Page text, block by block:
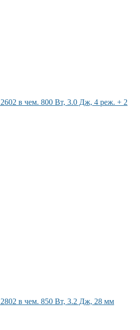
в чем. 800 Вт, 3.0 Дж, 4 реж. + 2
в чем. 850 Вт, 3.2 Дж, 28 мм